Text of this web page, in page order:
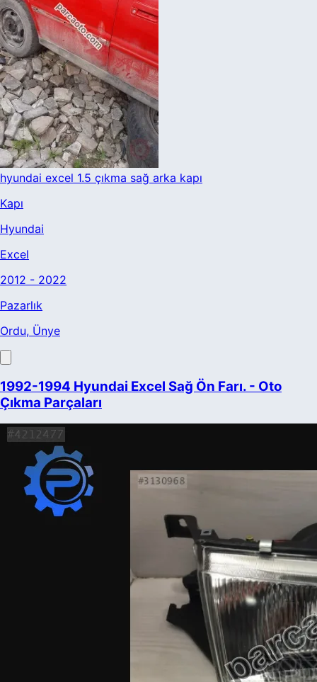
hyundai excel 1.5 çıkma sağ arka kapı
Kapı
Hyundai
Excel
2012 - 2022
Pazarlık
Ordu, Ünye
1992-1994 Hyundai Excel Sağ Ön Farı. - Oto
Çıkma Parçaları